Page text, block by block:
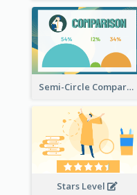
Semi-Circle Comparison
Stars Level